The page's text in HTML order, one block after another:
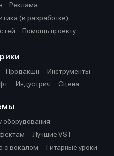
Реклама
(в разработке)
Помощь проекту
Продакшн
Инструменты
Индустрия Сцена
оборудования
Лучшие VST
с вокалом
Гитарные уроки